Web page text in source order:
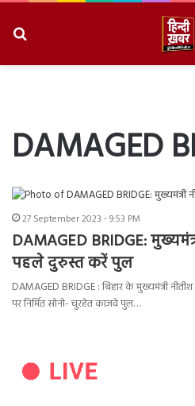
DAMAGED
27 September 2023 - 9:53 PM
DAMAGED BRIDGE:
पहले दुरुस्त करें पुल
DAMAGED BRIDGE : बिहार के मुख्यमंत्री
पर निर्मित सोनो- चुरहेत काजवे पुल…